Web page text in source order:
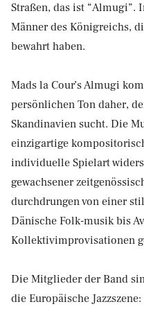
Straßen, das ist “Almugi”.
Männer des Königreichs,
bewahrt haben.
Mads la Cour’s Almugi
persönlichen Ton daher,
Skandinavien sucht. Die
einzigartige
individuelle Spielart
gewachsener
durchdrungen von einer
Dänische Folk-musik bis
Kollektivimprovisationen
Die Mitglieder der Band
die Europäische Jazzszene: